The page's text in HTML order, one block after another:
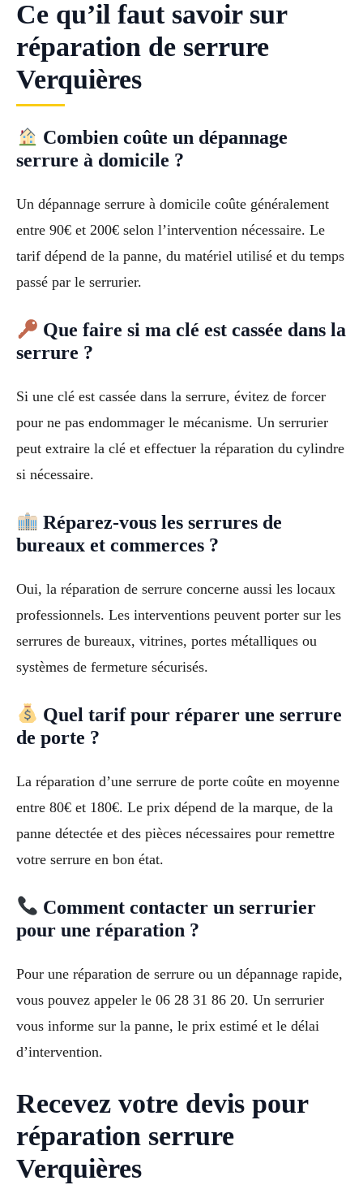
Ce qu’il faut savoir sur
réparation de serrure
Verquières
Combien coûte un dépannage
serrure à domicile ?
Un dépannage serrure à domicile coûte généralement
entre 90€ et 200€ selon l’intervention nécessaire. Le
tarif dépend de la panne, du matériel utilisé et du temps
passé par le serrurier.
Que faire si ma clé est cassée dans la
serrure ?
Si une clé est cassée dans la serrure, évitez de forcer
pour ne pas endommager le mécanisme. Un serrurier
peut extraire la clé et effectuer la réparation du cylindre
si nécessaire.
Réparez-vous les serrures de
bureaux et commerces ?
Oui, la réparation de serrure concerne aussi les locaux
professionnels. Les interventions peuvent porter sur les
serrures de bureaux, vitrines, portes métalliques ou
systèmes de fermeture sécurisés.
Quel tarif pour réparer une serrure
de porte ?
La réparation d’une serrure de porte coûte en moyenne
entre 80€ et 180€. Le prix dépend de la marque, de la
panne détectée et des pièces nécessaires pour remettre
votre serrure en bon état.
Comment contacter un serrurier
pour une réparation ?
Pour une réparation de serrure ou un dépannage rapide,
vous pouvez appeler le 06 28 31 86 20. Un serrurier
vous informe sur la panne, le prix estimé et le délai
d’intervention.
Recevez votre devis pour
réparation serrure
Verquières